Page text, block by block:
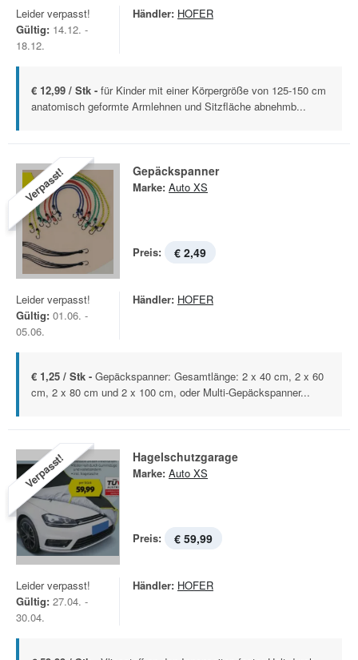
Leider verpasst!
Gültig: 14.12. -
18.12.
Händler: HOFER
€ 12,99 / Stk - für Kinder mit einer Körpergröße von 125-150 cm
anatomisch geformte Armlehnen und Sitzfläche abnehmb...
Verpasst! Gepäckspanner
Marke: Auto XS
Preis: € 2,49
Leider verpasst!
Gültig: 01.06. -
05.06.
Händler: HOFER
€ 1,25 / Stk - Gepäckspanner: Gesamtlänge: 2 x 40 cm, 2 x 60
cm, 2 x 80 cm und 2 x 100 cm, oder Multi-Gepäckspanner...
Verpasst! Hagelschutzgarage
Marke: Auto XS
Preis: € 59,99
Leider verpasst!
Gültig: 27.04. -
30.04.
Händler: HOFER